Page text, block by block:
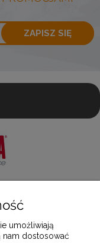
ZAPISZ SIĘ
umożliwiają
nam dostosować